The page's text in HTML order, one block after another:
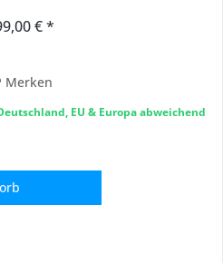
€ *
Merken
EU & Europa abweichend